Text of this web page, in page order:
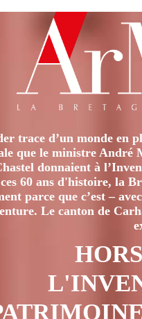
trace d’un monde en
que le ministre André
donnaient à
60 ans d'histoire, la
parce que c’est –
Le canton de